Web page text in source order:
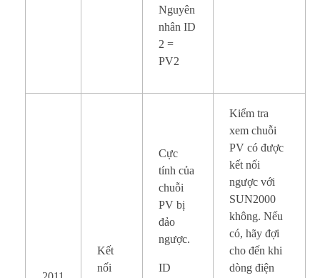
Nguyên
nhân ID
2 =
PV2
Kết
nối
Cực
tính của
chuỗi
PV bị
đảo
ngược.
ID
Kiểm tra
xem chuỗi
PV có được
kết nối
ngược với
SUN2000
không. Nếu
có, hãy đợi
cho đến khi
dòng điện